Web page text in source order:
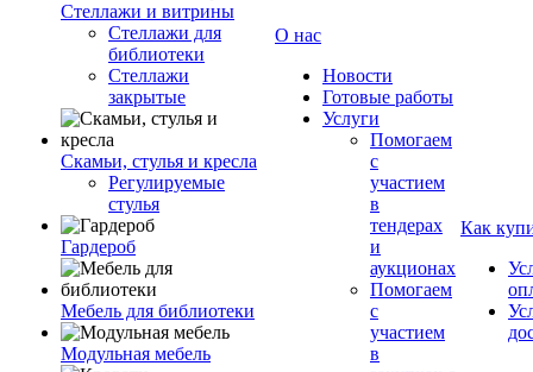
Стеллажи и витрины
Стеллажи для
библиотеки
Стеллажи
закрытые
Скамьи, стулья и кресла
Регулируемые
стулья
Гардероб
Мебель для библиотеки
Модульная мебель
О нас
Новости
Готовые работы
Услуги
Помогаем
с
участием
в
тендерах
и
аукционах
Помогаем
с
участием
в
Как